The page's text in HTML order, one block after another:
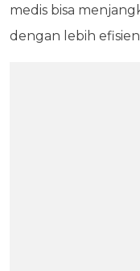
medis bisa
dengan lebih